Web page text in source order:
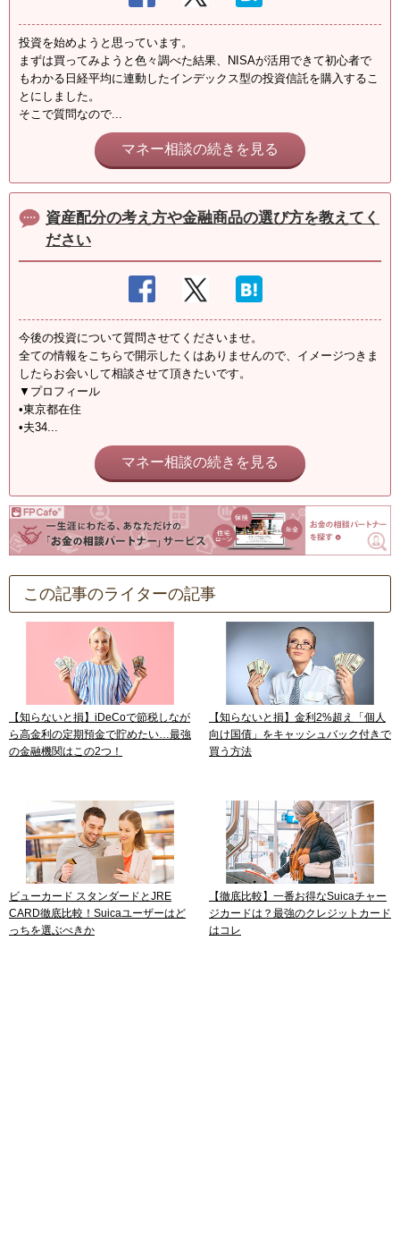
投資を始めようと思っています。
まずは買ってみようと色々調べた結果、NISAが活用できて初心者で
もわかる日経平均に連動したインデックス型の投資信託を購入するこ
とにしました。
そこで質問なので...
マネー相談の続きを見る
資産配分の考え方や金融商品の選び方を教えてく
ださい
今後の投資について質問させてくださいませ。
全ての情報をこちらで開示したくはありませんので、イメージつきま
したらお会いして相談させて頂きたいです。
▼プロフィール
•東京都在住
•夫34...
マネー相談の続きを見る
この記事のライターの記事
【知らないと損】iDeCoで節税しなが
ら高金利の定期預金で貯めたい…最強
の金融機関はこの2つ！
【知らないと損】金利2%超え「個人
向け国債」をキャッシュバック付きで
買う方法
ビューカード スタンダードとJRE
CARD徹底比較！Suicaユーザーはど
っちを選ぶべきか
【徹底比較】一番お得なSuicaチャー
ジカードは？最強のクレジットカード
はコレ